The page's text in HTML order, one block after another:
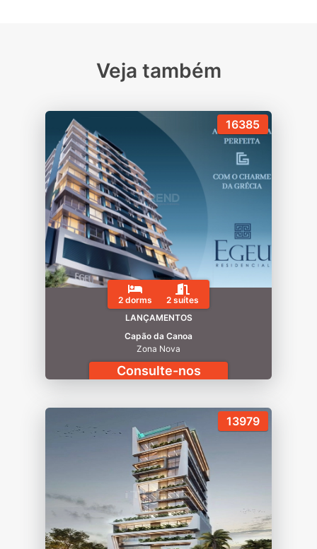
Veja também
16385
2 dorms
2 suítes
LANÇAMENTOS
Capão da Canoa
Zona Nova
Consulte-nos
13979